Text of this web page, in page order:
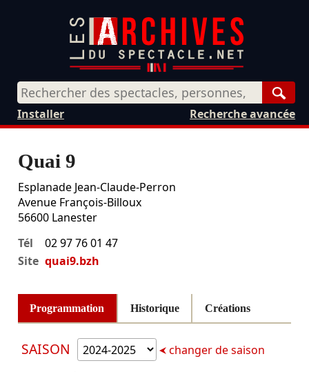
Recherche avancée
Installer
Quai 9
Esplanade Jean-Claude-Perron
Avenue François-Billoux
56600 Lanester
Tél
02 97 76 01 47
Site quai9.bzh
Programmation Historique Créations
SAISON changer de saison